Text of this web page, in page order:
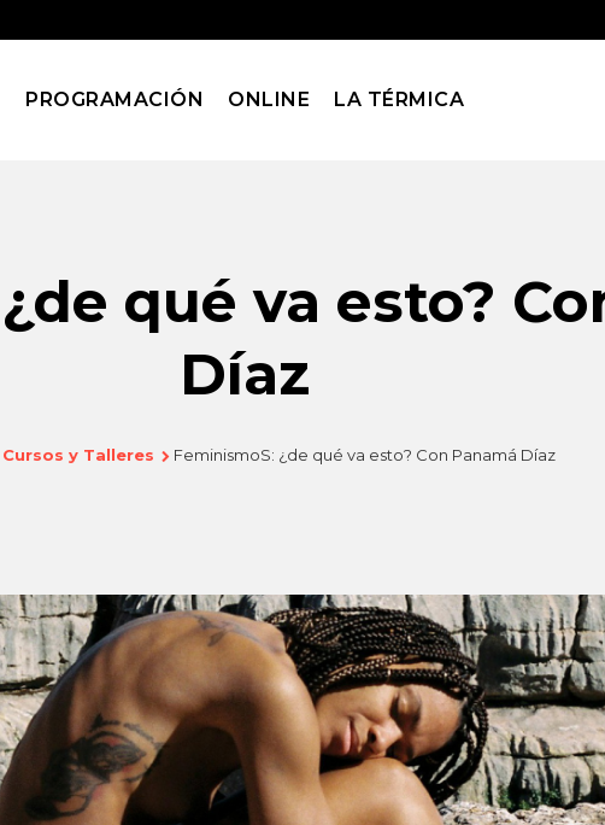
PROGRAMACIÓN ONLINE LA TÉRMICA
qué va esto?
Díaz
Cursos y Talleres FeminismoS: ¿de qué va esto? Con Panamá Díaz